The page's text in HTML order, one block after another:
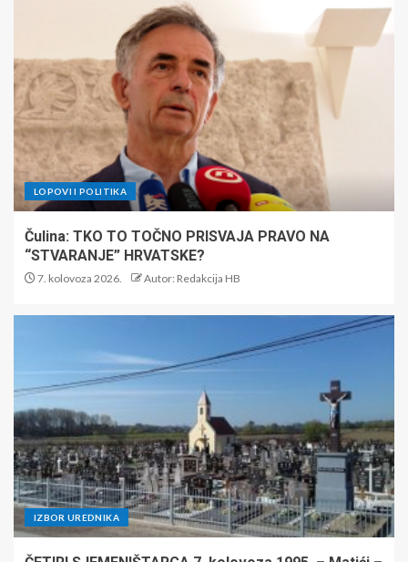
LOPOVI I POLITIKA
Čulina: TKO TO TOČNO PRISVAJA PRAVO NA
“STVARANJE” HRVATSKE?
7. kolovoza 2026. Autor: Redakcija HB
IZBOR UREDNIKA